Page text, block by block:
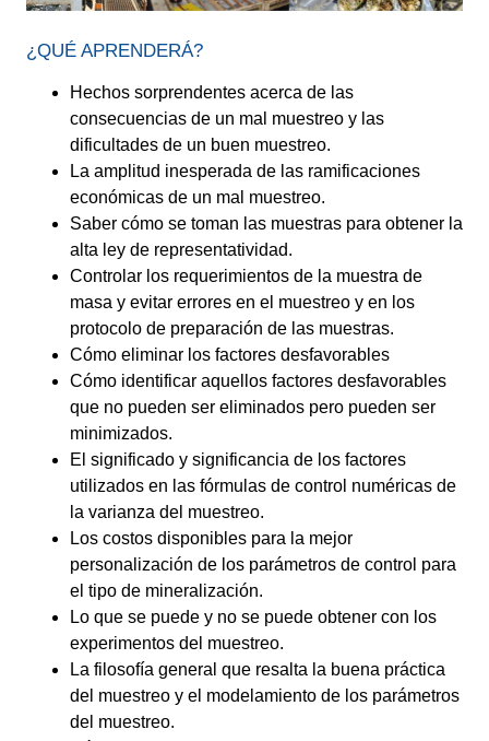
¿QUÉ APRENDERÁ?
Hechos sorprendentes acerca de las
consecuencias de un mal muestreo y las
dificultades de un buen muestreo.
La amplitud inesperada de las ramificaciones
económicas de un mal muestreo.
Saber cómo se toman las muestras para obtener la
alta ley de representatividad.
Controlar los requerimientos de la muestra de
masa y evitar errores en el muestreo y en los
protocolo de preparación de las muestras.
Cómo eliminar los factores desfavorables
Cómo identificar aquellos factores desfavorables
que no pueden ser eliminados pero pueden ser
minimizados.
El significado y significancia de los factores
utilizados en las fórmulas de control numéricas de
la varianza del muestreo.
Los costos disponibles para la mejor
personalización de los parámetros de control para
el tipo de mineralización.
Lo que se puede y no se puede obtener con los
experimentos del muestreo.
La filosofía general que resalta la buena práctica
del muestreo y el modelamiento de los parámetros
del muestreo.